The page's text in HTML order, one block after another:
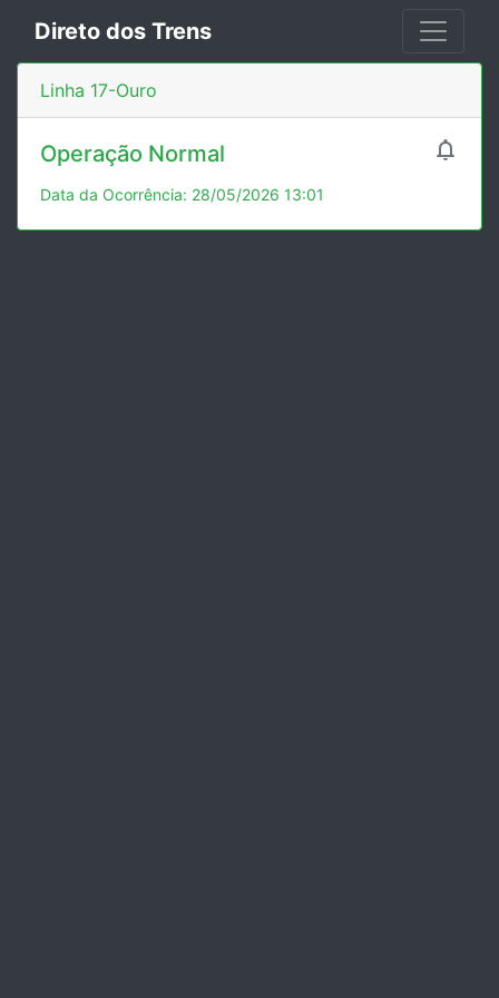
Direto dos Trens
Linha 17-Ouro

Operação Normal
Data da Ocorrência: 28/05/2026 13:01